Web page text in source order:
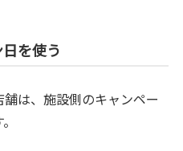
を使う
は、施設側のキャンペー